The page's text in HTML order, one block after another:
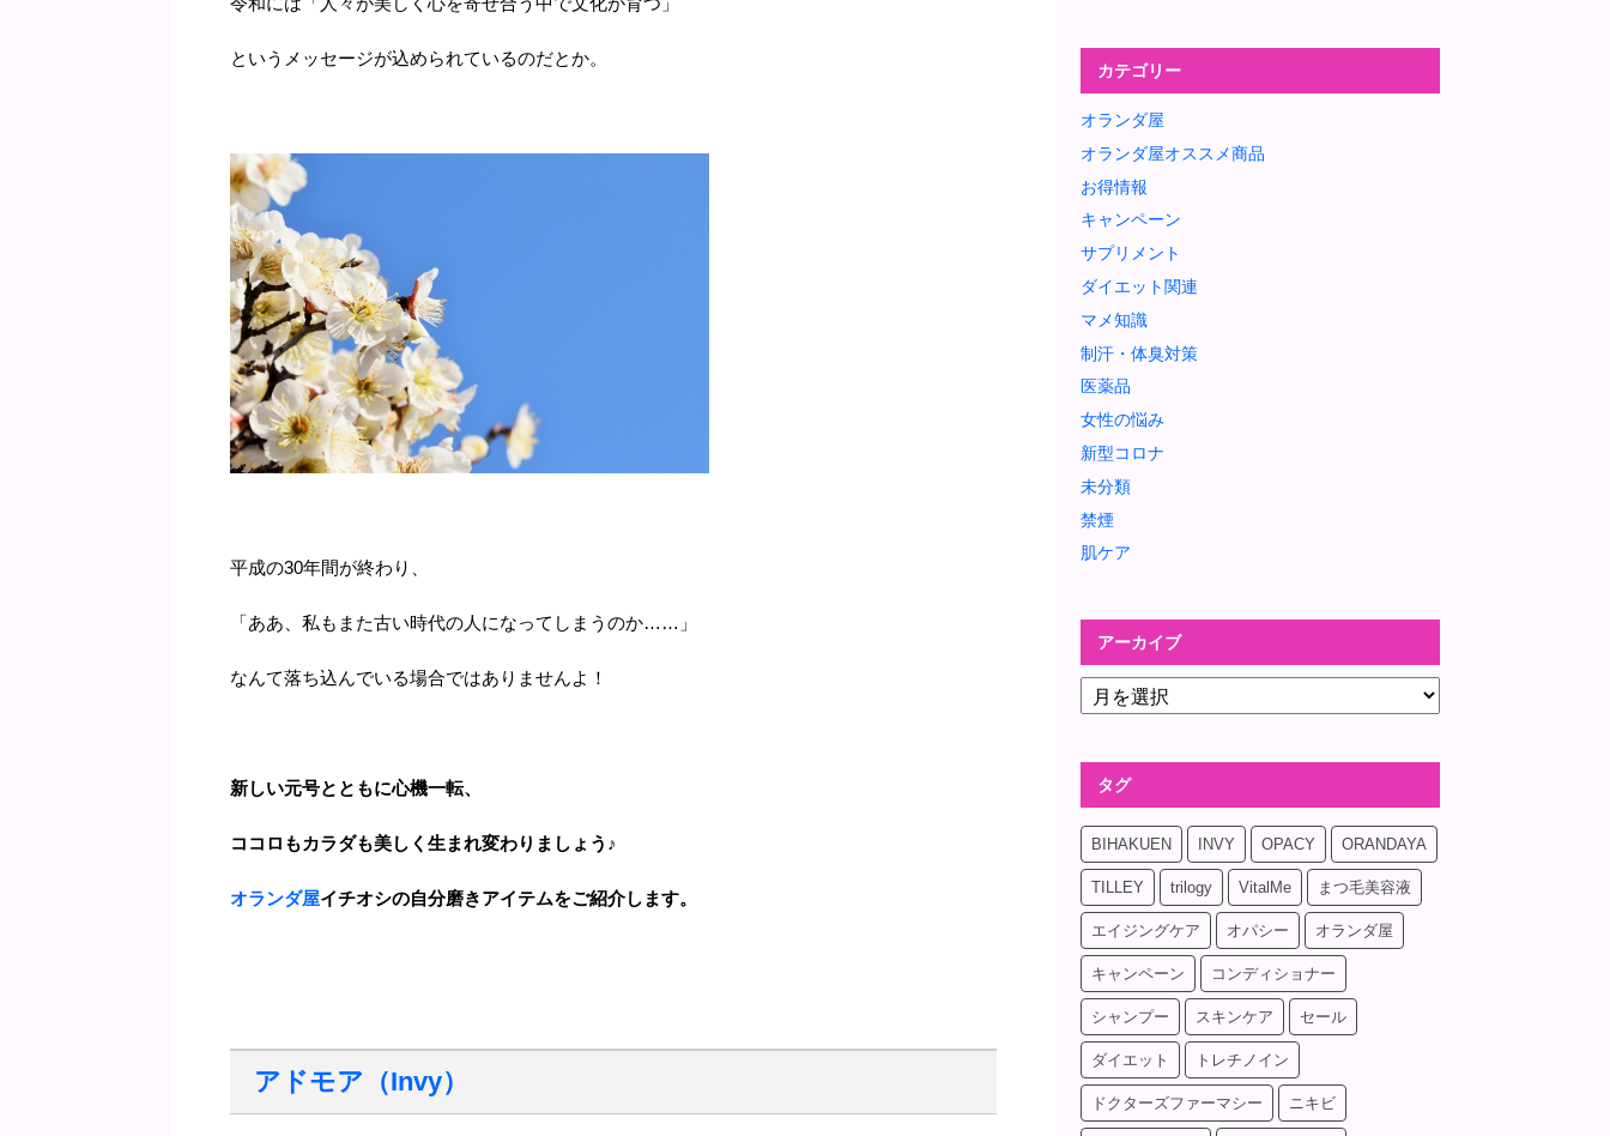
というメッセージが込められているのだとか。
平成の30年間が終わり、
「ああ、私もまた古い時代の人になってしまうのか……」
なんて落ち込んでいる場合ではありませんよ！
新しい元号とともに心機一転、
ココロもカラダも美しく生まれ変わりましょう♪
オランダ屋イチオシの自分磨きアイテムをご紹介します。
アドモア（Invy）
カテゴリー
オランダ屋
オランダ屋オススメ商品
お得情報
キャンペーン
サプリメント
ダイエット関連
マメ知識
制汗・体臭対策
医薬品
女性の悩み
新型コロナ
未分類
禁煙
肌ケア
アーカイブ
タグ
BIHAKUEN INVY OPACY ORANDAYA
TILLEY trilogy VitalMe まつ毛美容液
エイジングケア オパシー オランダ屋
キャンペーン コンディショナー
シャンプー スキンケア セール
ダイエット トレチノイン
ドクターズファーマシー ニキビ